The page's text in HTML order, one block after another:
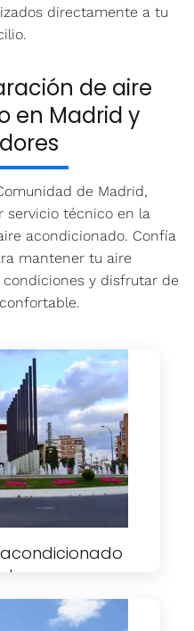
directamente a tu
de aire
en Madrid y
de Madrid,
servicio técnico en la
acondicionado. Confía
mantener tu aire
y disfrutar de